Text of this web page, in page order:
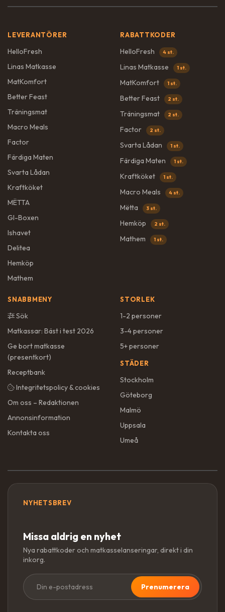
LEVERANTÖRER
HelloFresh
Linas Matkasse
MatKomfort
Better Feast
Träningsmat
Macro Meals
Factor
Färdiga Maten
Svarta Lådan
Kraftköket
MËTTA
GI-Boxen
Ishavet
Delitea
Hemköp
Mathem
RABATTKODER
HelloFresh 4 st.
Linas Matkasse 1 st.
MatKomfort 1 st.
Better Feast 2 st.
Träningsmat 2 st.
Factor 2 st.
Svarta Lådan 1 st.
Färdiga Maten 1 st.
Kraftköket 1 st.
Macro Meals 4 st.
Mëtta 3 st.
Hemköp 2 st.
Mathem 1 st.
SNABBMENY
Sök
Matkassar: Bäst i test 2026
Ge bort matkasse
(presentkort)
Receptbank
Integritetspolicy & cookies
Om oss – Redaktionen
Annonsinformation
Kontakta oss
STORLEK
1-2 personer
3-4 personer
5+ personer
STÄDER
Stockholm
Göteborg
Malmö
Uppsala
Umeå
NYHETSBREV
Missa aldrig en nyhet
Nya rabattkoder och matkasselanseringar, direkt i din
inkorg.
Prenumerera